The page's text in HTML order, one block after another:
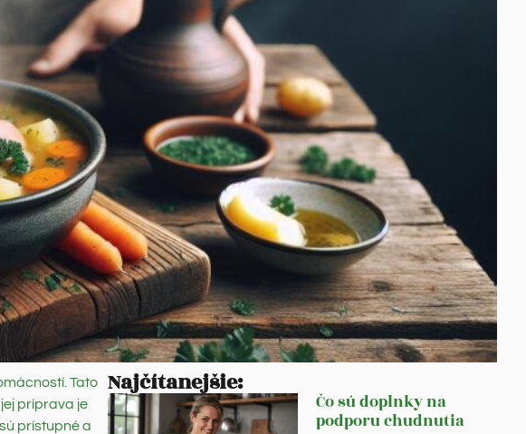
Tato
príprava je
prístupné a
Najčítanejšie:
Čo sú doplnky na
podporu chudnutia